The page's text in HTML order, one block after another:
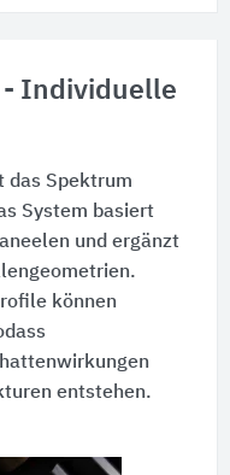
- Individuelle
das Spektrum
System basiert
und ergänzt
können
entstehen.